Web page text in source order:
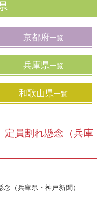
京都府一覧
兵庫県一覧
和歌山県一覧
員割れ懸念（兵庫
（兵庫県・神戸新聞）